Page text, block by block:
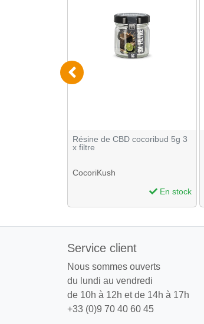
Résine de CBD cocoribud 5g 3
x filtre
CocoriKush
En stock
Service client
Nous sommes ouverts
du lundi au vendredi
de 10h à 12h et de 14h à 17h
+33 (0)9 70 40 60 45